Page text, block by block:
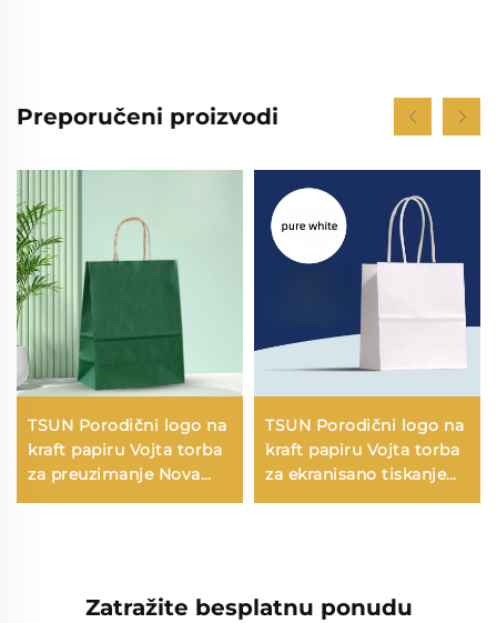
Preporučeni proizvodi
TSUN Porodični logo na
kraft papiru Vojta torba
za preuzimanje Nova
godina/Božić Hrana za
TSUN Porodični logo na
kraft papiru Vojta torba
za ekranisano tiskanje
na površini Nova
Štapci
Zatražite besplatnu ponudu